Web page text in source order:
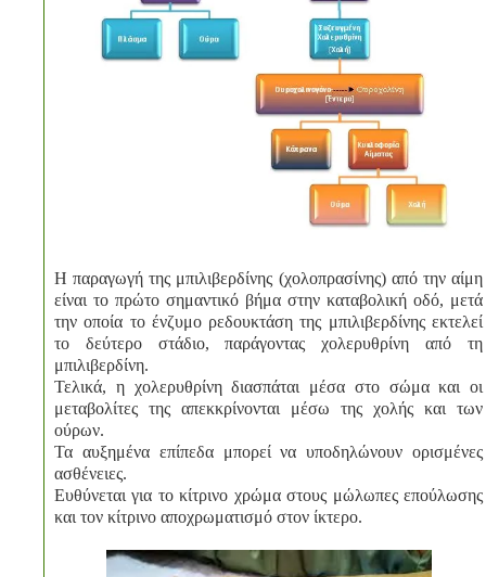
Η παραγωγή της μπιλιβερδίνης (χολοπρασίνης) από την αίμη
είναι το πρώτο σημαντικό βήμα στην καταβολική οδό, μετά
την οποία το ένζυμο ρεδουκτάση της μπιλιβερδίνης εκτελεί
το δεύτερο στάδιο, παράγοντας χολερυθρίνη από τη
μπιλιβερδίνη.
Τελικά, η χολερυθρίνη διασπάται μέσα στο σώμα και οι
μεταβολίτες της απεκκρίνονται μέσω της χολής και των
ούρων.
Τα αυξημένα επίπεδα μπορεί να υποδηλώνουν ορισμένες
ασθένειες.
Ευθύνεται για το κίτρινο χρώμα στους μώλωπες επούλωσης
και τον κίτρινο αποχρωματισμό στον ίκτερο.